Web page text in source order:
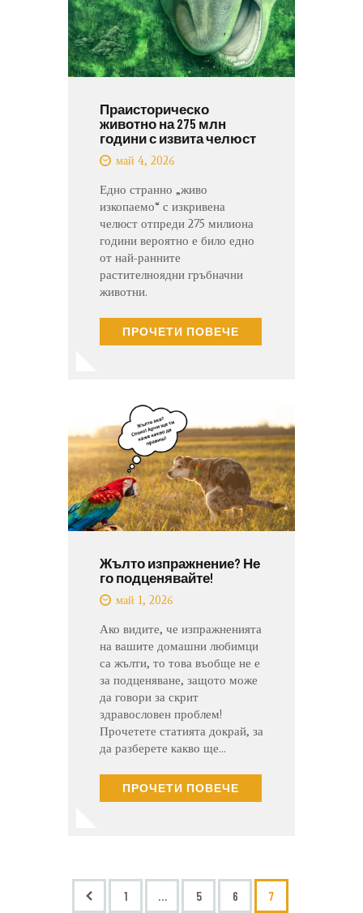
Праисторическо
животно на 275 млн
години с извита челюст
май 4, 2026
Едно странно „живо
изкопаемо“ с изкривена
челюст отпреди 275 милиона
години вероятно е било едно
от най-ранните
растителноядни гръбначни
животни.
ПРОЧЕТИ ПОВЕЧЕ
Жълто изпражнение? Не
го подценявайте!
май 1, 2026
Ако видите, че изпражненията
на вашите домашни любимци
са жълти, то това въобще не е
за подценяване, защото може
да говори за скрит
здравословен проблем!
Прочетете статията докрай, за
да разберете какво ще…
ПРОЧЕТИ ПОВЕЧЕ
1 5 6 7